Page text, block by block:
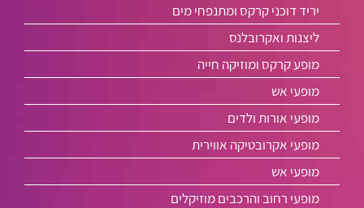
יריד דוכני קרקס ומתנפחי מים
ליצנות ואקרובלנס
מופע קרקס ומוזיקה חייה
מופעי אש
מופעי אורות ולדים
מופעי אקרובטיקה אווירית
מופעי אש
מופעי רחוב והרכבים מוזיקלים